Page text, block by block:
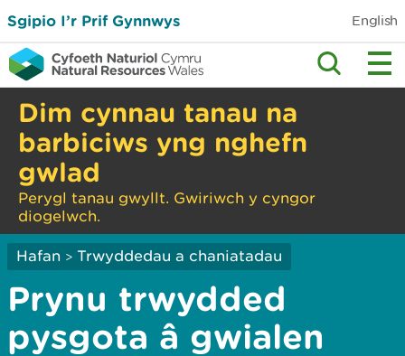
Sgipio I’r Prif Gynnwys English
Dim cynnau tanau na
barbiciws yng nghefn
gwlad
Perygl tanau gwyllt. Gwiriwch y cyngor
diogelwch.
Hafan > Trwyddedau a chaniatadau
Prynu trwydded
pysgota â gwialen